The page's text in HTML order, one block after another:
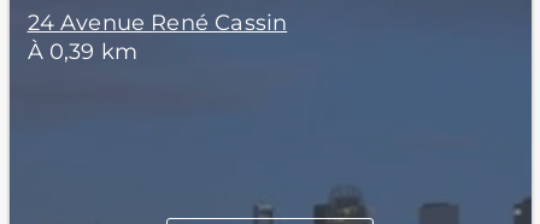
24 Avenue René Cassin
À 0,39 km